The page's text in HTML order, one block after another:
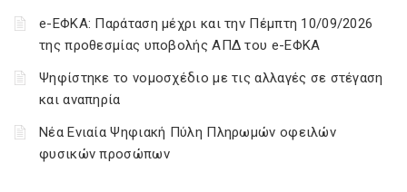
e-ΕΦΚΑ: Παράταση μέχρι και την Πέμπτη 10/09/2026
της προθεσμίας υποβολής ΑΠΔ του e-ΕΦΚΑ
Ψηφίστηκε το νομοσχέδιο με τις αλλαγές σε στέγαση
και αναπηρία
Νέα Ενιαία Ψηφιακή Πύλη Πληρωμών οφειλών
φυσικών προσώπων